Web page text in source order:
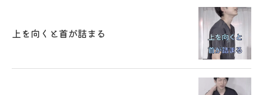
上を向くと首が詰まる